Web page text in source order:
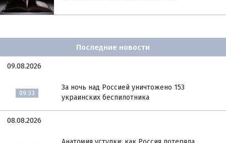
Последние новости
09.08.2026
09:33
За ночь над Россией уничтожено 153
украинских беспилотника
08.08.2026